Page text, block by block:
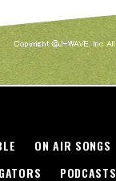
ON AIR SONGS
PODCASTS